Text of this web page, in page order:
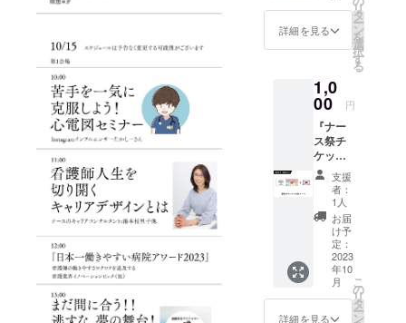
す。メ
イン会
東京
ザ・グ
リーン
ホール
2F 第
２会
場：
Studio
C ※キャ
ンプ
ファイ
アの
メッ
セージ
機能を
使用し
ます。
確保が
付いた
チケッ
トで
（60席
のうち
一部の
み） ※
受付で
CAMPF
IRE支援
画面を
見せて
くださ
い。 ※
ナース
祭：
2023年
10月14
日(土)
15日
詳細を見る
リ
タ
ー
ン
を
選
択
す
る
1,0
00 円
『ナー
ス祭チ
ケッ
ト』1名
様＋感
謝の気
持ちを
込めた
お礼
メール
を送り
ます。
※受付で
CAMPF
支援
者：
1人
お届
け予
定：
2023
年10
月
詳細を見る
こ
の
リ
タ
ー
ン